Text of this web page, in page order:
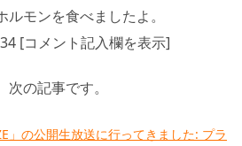
モンを食べましたよ。
[コメント記入欄を表示]
の記事です。
」の公開生放送に行ってきました: プラ